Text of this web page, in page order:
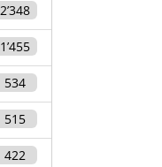
2’348
1’455
534
515
422